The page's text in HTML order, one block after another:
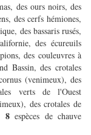
des ours noirs, des
des cerfs hémiones,
des bassaris rusés,
des écureuils
des couleuvres à
Bassin, des crotales
(venimeux), des
verts de l'Ouest
des crotales de
8espèces de chauve